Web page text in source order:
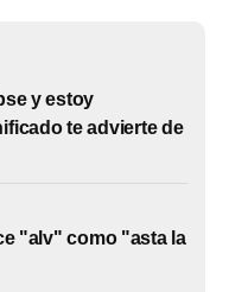
y estoy
te advierte de
"alv" como "asta la